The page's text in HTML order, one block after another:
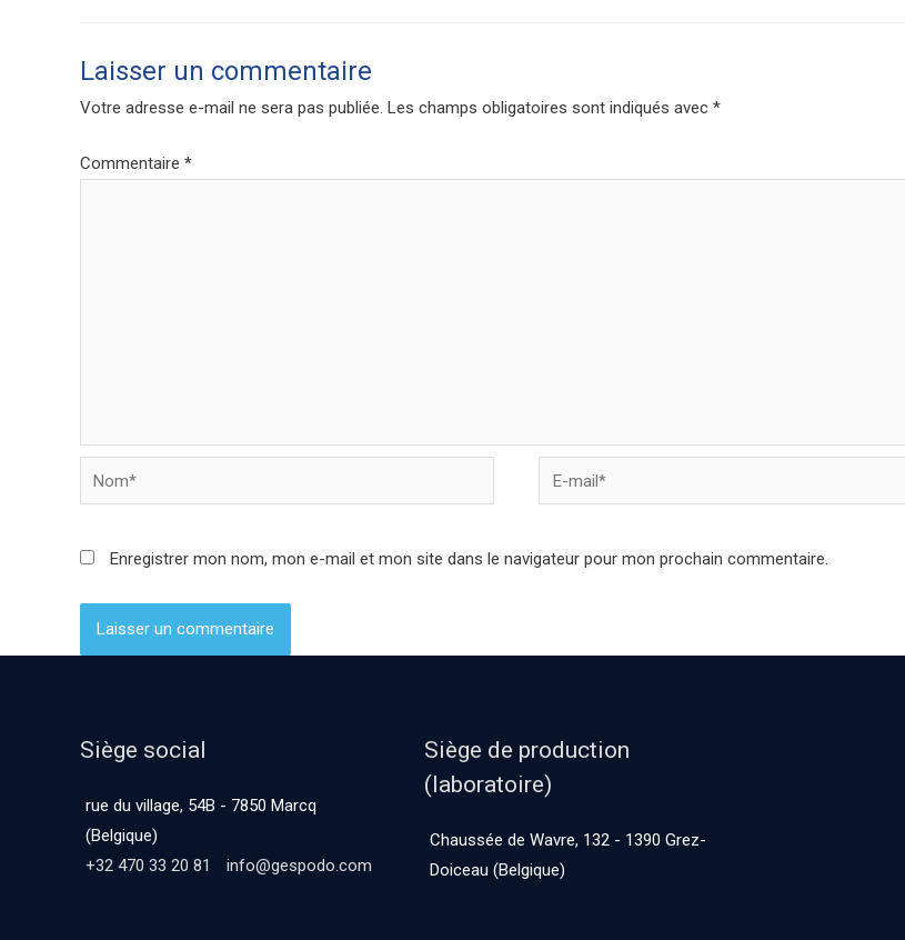
Laisser un commentaire
Votre adresse e-mail ne sera pas publiée. Les champs obligatoires sont indiqués avec *
Commentaire *
Enregistrer mon nom, mon e-mail et mon site dans le navigateur pour mon prochain commentaire.
Siège social
rue du village, 54B - 7850 Marcq
(Belgique)
+32 470 33 20 81
info@gespodo.com
Siège de production
(laboratoire)
Chaussée de Wavre, 132 - 1390 Grez-
Doiceau (Belgique)